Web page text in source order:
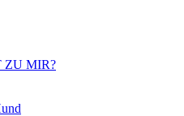
ZU MIR?